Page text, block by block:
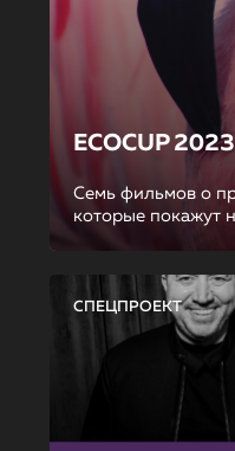
ECOCUP 2023
Семь фильмов о
которые покажут
СПЕЦПРОЕКТ